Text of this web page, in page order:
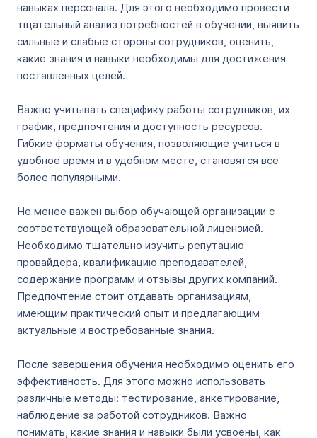
навыках персонала. Для этого необходимо провести
тщательный анализ потребностей в обучении, выявить
сильные и слабые стороны сотрудников, оценить,
какие знания и навыки необходимы для достижения
поставленных целей.
Важно учитывать специфику работы сотрудников, их
график, предпочтения и доступность ресурсов.
Гибкие форматы обучения, позволяющие учиться в
удобное время и в удобном месте, становятся все
более популярными.
Не менее важен выбор обучающей организации с
соответствующей образовательной лицензией.
Необходимо тщательно изучить репутацию
провайдера, квалификацию преподавателей,
содержание программ и отзывы других компаний.
Предпочтение стоит отдавать организациям,
имеющим практический опыт и предлагающим
актуальные и востребованные знания.
После завершения обучения необходимо оценить его
эффективность. Для этого можно использовать
различные методы: тестирование, анкетирование,
наблюдение за работой сотрудников. Важно
понимать, какие знания и навыки были усвоены, как